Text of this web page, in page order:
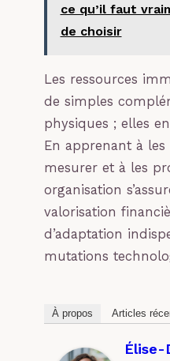
ce qu’il faut
de choisir
Les ressources
de simples
physiques ; elles
En apprenant à
mesurer et à les
organisation
valorisation
d’adaptation
mutations
À propos Articles
Élise-